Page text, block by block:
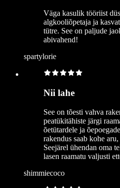
Väga kasulik tööriist
algkooliõpetaja ja
tütre. See on paljude
abivahend!
spartylorie
Nii lahe
See on tõesti vahva
peatükitähiste järgi
õetütardele ja
rakendus saab kohe
Seejärel ühendan oma
lasen raamatu valjusti
shimmiecoco